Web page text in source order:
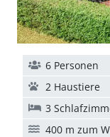
6 Personen
2 Haustiere
3
400 m zum